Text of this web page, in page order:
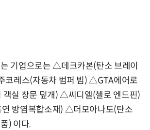
기업으로는 △데크카본(탄소 브레이
코레스(자동차 범퍼 빔) △GTA에어로
객실 창문 덮개) △씨디엘(첼로 엔드핀)
방염복합소재) △더모아나도(탄소
) 이다.